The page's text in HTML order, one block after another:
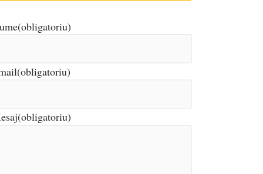
(obligatoriu)
(obligatoriu)
(obligatoriu)